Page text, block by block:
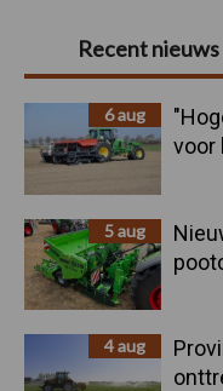
Primaire
Sidebar
Recent nieuws
6 aug
voor
5 aug
4 aug